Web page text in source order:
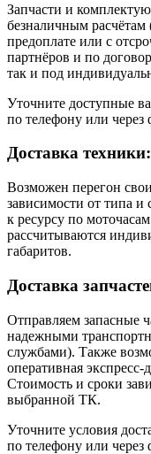
Запчасти и
безналичным
предоплате или с
партнёров и по
так и под
Уточните доступные
по телефону или через
Доставка техники:
Возможен перегон
зависимости от типа и
к ресурсу по
рассчитываются
габаритов.
Доставка
Отправляем запасные
надежными
службами). Также
оперативная экспресс-
Стоимость и сроки
выбранной ТК.
Уточните условия
по телефону или через